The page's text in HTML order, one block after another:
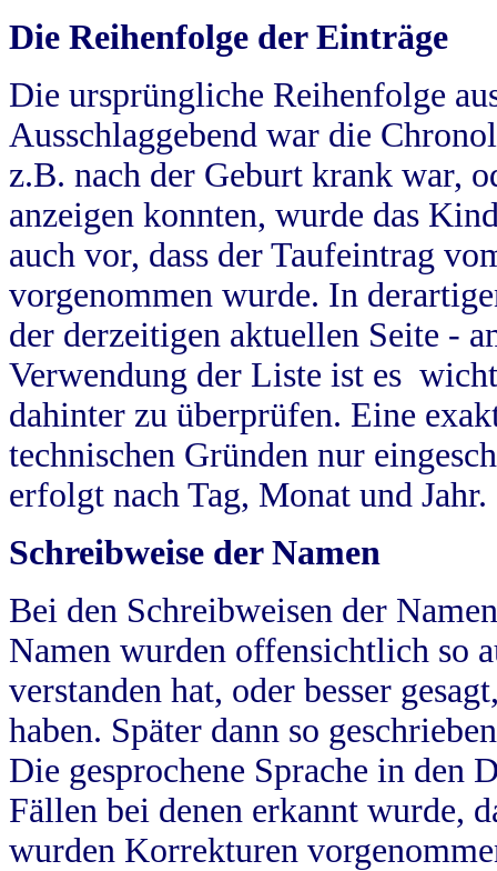
Die Reihenfolge der Einträge
Die ursprüngliche Reihenfolge
Ausschlaggebend war die
z.B. nach der Geburt krank war,
anzeigen konnten, wurde das
auch vor, dass der Taufeintrag
vorgenommen wurde. In
der derzeitigen aktuellen Seite -
Verwendung der Liste ist es
dahinter zu überprüfen. Eine
technischen Gründen nur
erfolgt nach Tag, Monat und Jahr.
Schreibweise der Namen
Bei den Schreibweisen der
Namen wurden offensichtlich so
verstanden hat, oder besser
haben. Später dann so
Die gesprochene Sprache in
Fällen bei denen erkannt wurde,
wurden Korrekturen